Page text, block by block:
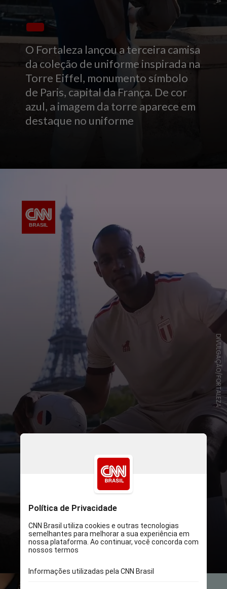
O Fortaleza lançou a terceira camisa
da coleção de uniforme inspirada na
Torre Eiffel, monumento símbolo
de Paris, capital da França. De cor
azul, a imagem da torre aparece em
destaque no uniforme
A ideia surgiu para comemorar os
105 anos do Fortaleza,
completados em 18 de outubro
DIVULGAÇÃO/FORTALEZA